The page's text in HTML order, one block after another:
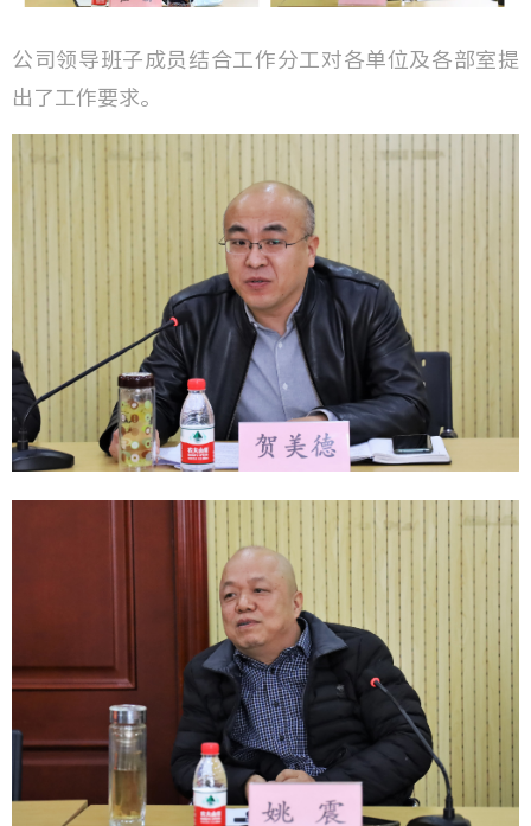
公司领导班子成员结合工作分工对各单位及各部室提
出了工作要求。